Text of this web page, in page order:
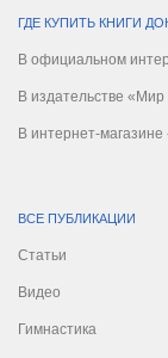
ГДЕ КУПИТЬ КНИГИ
В официальном
В издательстве
В интернет-
ВСЕ ПУБЛИКАЦИИ
Статьи
Видео
Гимнастика